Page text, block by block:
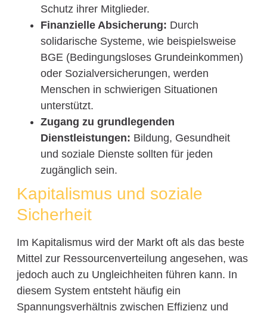
Schutz ihrer Mitglieder.
Finanzielle Absicherung: Durch
solidarische Systeme, wie beispielsweise
BGE (Bedingungsloses Grundeinkommen)
oder Sozialversicherungen, werden
Menschen in schwierigen Situationen
unterstützt.
Zugang zu grundlegenden
Dienstleistungen: Bildung, Gesundheit
und soziale Dienste sollten für jeden
zugänglich sein.
Kapitalismus und soziale
Sicherheit
Im Kapitalismus wird der Markt oft als das beste
Mittel zur Ressourcenverteilung angesehen, was
jedoch auch zu Ungleichheiten führen kann. In
diesem System entsteht häufig ein
Spannungsverhältnis zwischen Effizienz und